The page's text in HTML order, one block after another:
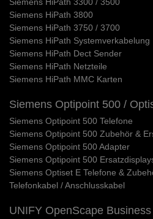
Siemens HiPath 3300 / 3500
Siemens HiPath 3800
Siemens HiPath 3750 / 3700
Siemens HiPath Systemverkabelung
Siemens HiPath Dect Sender
Siemens HiPath Netzteile
Siemens HiPath MMC Karten
Siemens Optipoint 500 /
Siemens Optipoint 500 Telefone
Siemens Optipoint 500 Zubehör &
Siemens Optipoint 500 Adapter
Siemens Optipoint 500
Siemens Optiset E Telefone &
Telefonkabel / Anschlusskabel
UNIFY OpenScape Business